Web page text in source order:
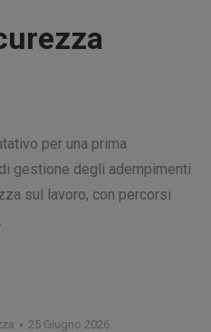
per una prima
gestione degli adempimenti
sul lavoro, con percorsi
25 Giugno 2026